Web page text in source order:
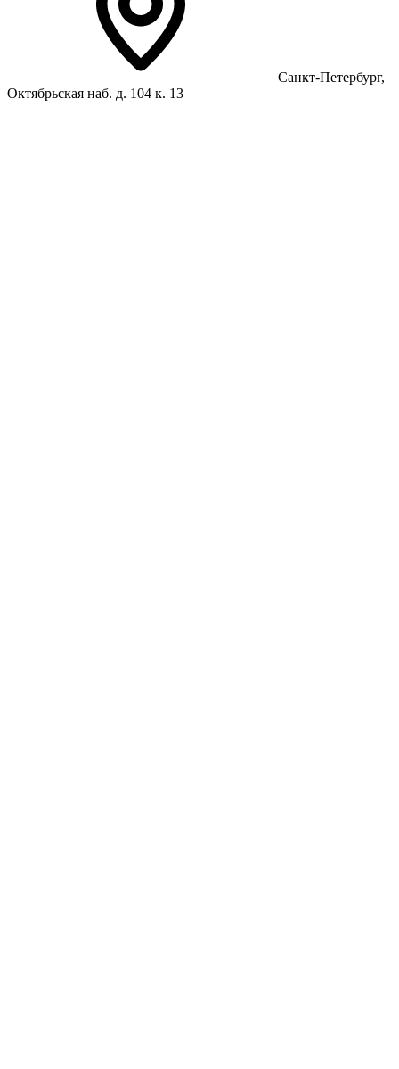
Санкт-Петербург,
Октябрьская наб. д. 104 к. 13